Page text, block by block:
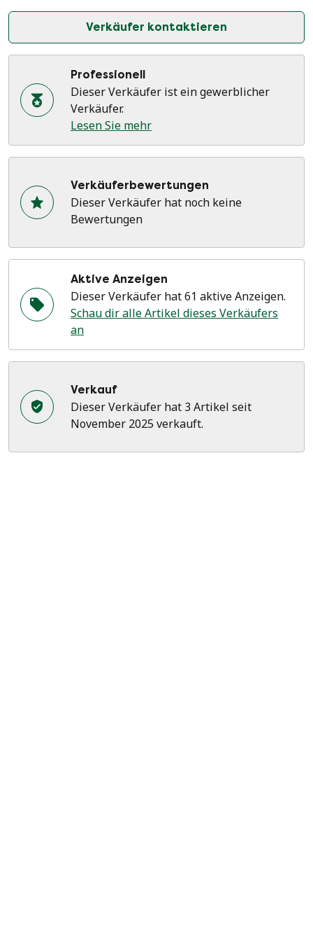
Verkäufer kontaktieren
Professionell
Dieser Verkäufer ist ein gewerblicher
Verkäufer.
Lesen Sie mehr
Verkäuferbewertungen
Dieser Verkäufer hat noch keine
Bewertungen
Aktive Anzeigen
Dieser Verkäufer hat 61 aktive Anzeigen.
Schau dir alle Artikel dieses Verkäufers
an
Verkauf
Dieser Verkäufer hat 3 Artikel seit
November 2025 verkauft.